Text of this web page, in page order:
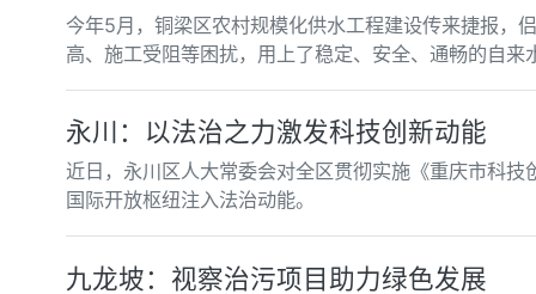
今年5月，铜梁区农村规模化供水工程建设传来捷报，
高、施工受阻等困扰，用上了稳定、安全、通畅的自来
永川：以法治之力激发科技创新动能
近日，永川区人大常委会对全区贯彻实施《重庆市科
国际开放枢纽注入法治动能。
九龙坡：视察治污项目助力绿色发展